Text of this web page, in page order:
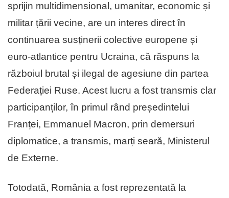
sprijin multidimensional, umanitar, economic și
militar țării vecine, are un interes direct în
continuarea susținerii colective europene și
euro-atlantice pentru Ucraina, că răspuns la
războiul brutal și ilegal de agesiune din partea
Federației Ruse. Acest lucru a fost transmis clar
participanților, în primul rând președintelui
Franței, Emmanuel Macron, prin demersuri
diplomatice, a transmis, marți seară, Ministerul
de Externe.
Totodată, România a fost reprezentată la